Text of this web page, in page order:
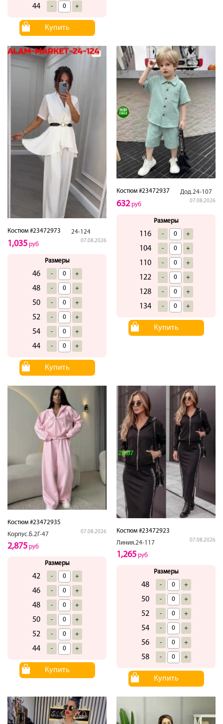
44 - +
Купить
Костюм #23472973 24-124
07.08.2026
1,035 руб
Размеры
46 - +
48 - +
50 - +
52 - +
54 - +
44 - +
Купить
Костюм #23472937 Дод.24-107
07.08.2026
632руб
Размеры
116 - +
104 - +
110 - +
122 - +
128 - +
134 - +
Купить
Костюм #23472935
Корпус.Б.2Г-47
07.08.2026
2,875 руб
Размеры
42 - +
46 - +
48 - +
50 - +
52 - +
44 - +
Купить
Костюм #23472923
Линия.24-117
07.08.2026
1,265 руб
Размеры
48 - +
50 - +
52 - +
54 - +
56 - +
58 - +
Купить